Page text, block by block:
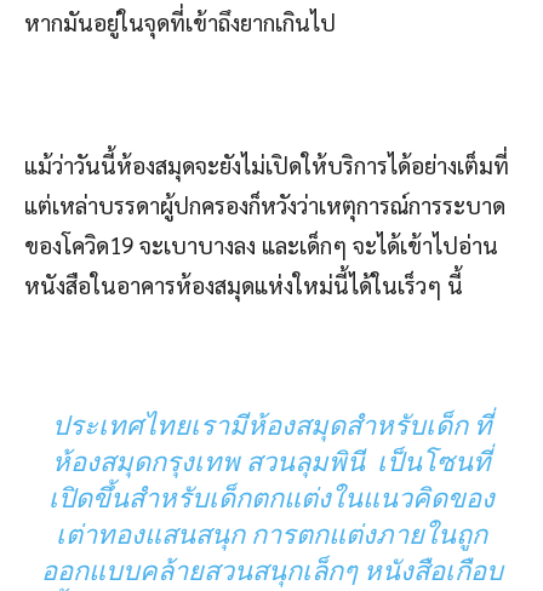
หากมันอยู่ในจุดที่เข้าถึงยากเกินไป
แม้ว่าวันนี้ห้องสมุดจะยังไม่เปิดให้บริการได้อย่างเต็มที่
แต่เหล่าบรรดาผู้ปกครองก็หวังว่าเหตุการณ์การระบาด
ของโควิด19 จะเบาบางลง และเด็กๆ จะได้เข้าไปอ่าน
หนังสือในอาคารห้องสมุดแห่งใหม่นี้ได้ในเร็วๆ นี้
ประเทศไทยเรามีห้องสมุดสำหรับเด็ก ที่
ห้องสมุดกรุงเทพ สวนลุมพินี เป็นโซนที่
เปิดขึ้นสำหรับเด็กตกแต่งในแนวคิดของ
เต่าทองแสนสนุก การตกแต่งภายในถูก
ออกแบบคล้ายสวนสนุกเล็กๆ หนังสือเกือบ